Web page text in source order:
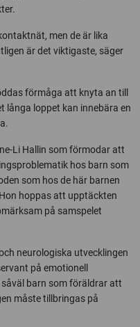
men de är lika
är det viktigaste, säger
förmåga att knyta an till
långa loppet kan innebära en
Li Hallin som förmodar att
hos barn som
som hos de här barnen
hoppas att upptäckten
på samspelet
neurologiska utvecklingen
på emotionell
barn som föräldrar att
måste tillbringas på